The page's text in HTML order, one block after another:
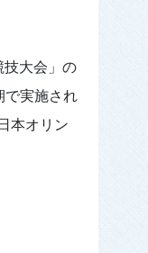
大会」の
で実施され
本オリン